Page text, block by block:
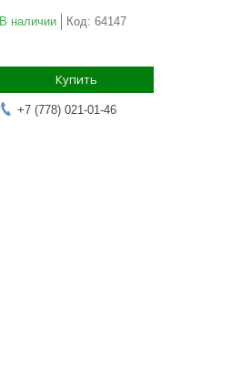
В наличии Код: 64147
Купить
+7 (778) 021-01-46